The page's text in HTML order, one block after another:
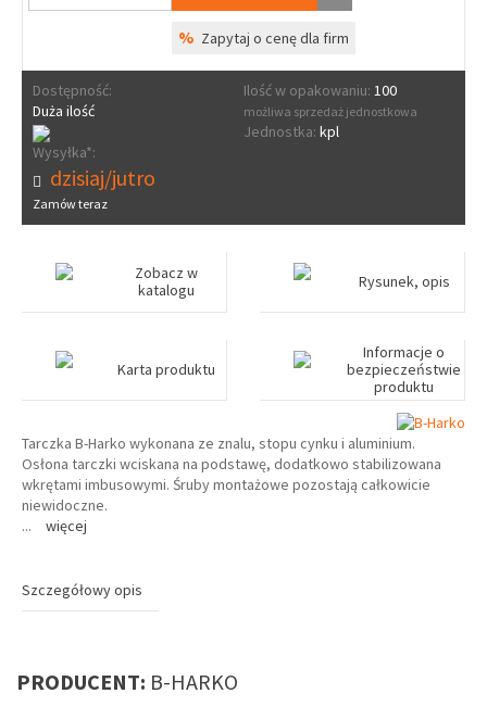
% Zapytaj o cenę dla firm
Dostępność:
Duża ilość
Ilość w opakowaniu: 100
możliwa sprzedaż jednostkowa
Jednostka: kpl
Wysyłka*:
dzisiaj/jutro
Zamów teraz
Zobacz w
katalogu
Rysunek, opis
Karta produktu
Informacje o
bezpieczeństwie
produktu
Tarczka B-Harko wykonana ze znalu, stopu cynku i aluminium.
Osłona tarczki wciskana na podstawę, dodatkowo stabilizowana
wkrętami imbusowymi. Śruby montażowe pozostają całkowicie
niewidoczne.
...
więcej
Szczegółowy opis
PRODUCENT: B-HARKO